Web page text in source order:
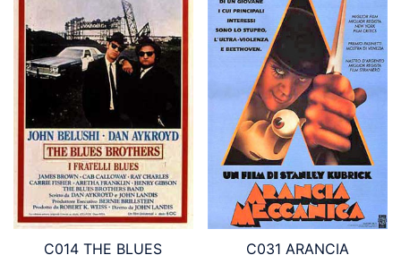
C014 THE BLUES
C031 ARANCIA